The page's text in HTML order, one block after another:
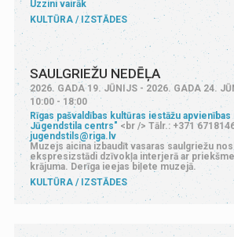
Uzzini vairāk
KULTŪRA
IZSTĀDES
SAULGRIEŽU NEDĒĻA
2026. GADA 19. JŪNIJS - 2026. GADA 24.
10:00 - 18:00
Rīgas pašvaldības kultūras iestāžu
Jūgendstila centrs" <br /> Tālr.: +371
jugendstils@riga.lv
Muzejs aicina izbaudīt vasaras saulgriežu
ekspresizstādi dzīvokļa interjerā ar
krājuma. Derīga ieejas biļete muzejā.
KULTŪRA
IZSTĀDES